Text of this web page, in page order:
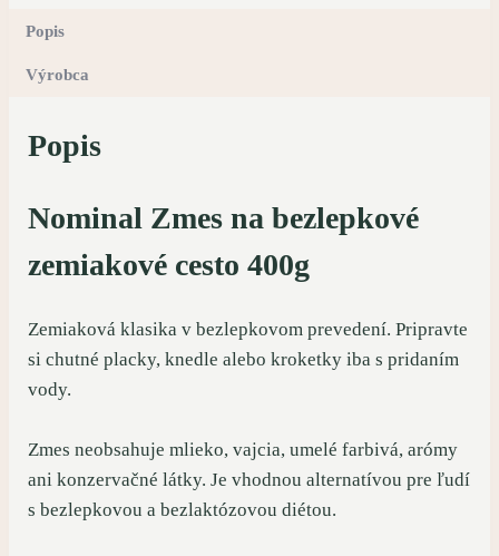
Popis
Výrobca
Popis
Nominal Zmes na bezlepkové
zemiakové cesto 400g
Zemiaková klasika v bezlepkovom prevedení. Pripravte
si chutné placky, knedle alebo kroketky iba s pridaním
vody.
Zmes neobsahuje mlieko, vajcia, umelé farbivá, arómy
ani konzervačné látky. Je vhodnou alternatívou pre ľudí
s bezlepkovou a bezlaktózovou diétou.